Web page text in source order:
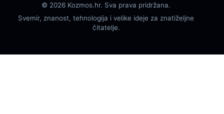
© 2026 Kozmos.hr. Sva prava pridržana.
Svemir, znanost, tehnologija i velike ideje za znatiželjne
čitatelje.